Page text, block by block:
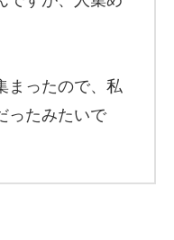
まったので、私
ったみたいで